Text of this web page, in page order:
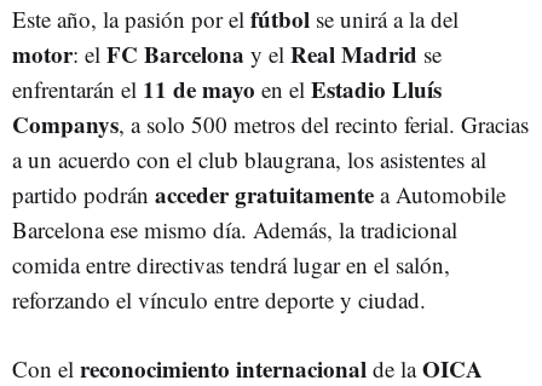
Este año, la pasión por el fútbol se unirá a la del
motor: el FC Barcelona y el Real Madrid se
enfrentarán el 11 de mayo en el Estadio Lluís
Companys, a solo 500 metros del recinto ferial. Gracias
a un acuerdo con el club blaugrana, los asistentes al
partido podrán acceder gratuitamente a Automobile
Barcelona ese mismo día. Además, la tradicional
comida entre directivas tendrá lugar en el salón,
reforzando el vínculo entre deporte y ciudad.
Con el reconocimiento internacional de laOICA